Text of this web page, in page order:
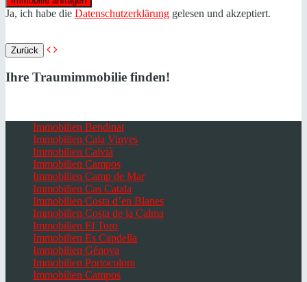
Ja, ich habe die Datenschutzerklärung gelesen und akzeptiert.
Zurück
Ihre Traumimmobilie finden!
Immobilien Bendinat
Immobilien Cala Vinyes
Immobilien Calvià
Immobilien Campos
Immobilien Camp de Mar
Immobilien Cas Catala
Immobilien Costa d’en Blanes
Immobilien Costa de la Calma
Immobilien El Toro
Immobilien Es Capdella
Immobilien Génova
Immobilien Portocolom
Immobilien Campos